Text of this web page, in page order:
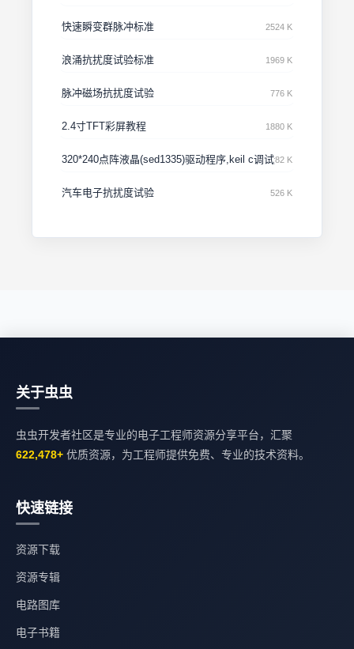
快速瞬变群脉冲标准 2524 K
浪涌抗扰度试验标准 1969 K
脉冲磁场抗扰度试验 776 K
2.4寸TFT彩屏教程 1880 K
320*240点阵液晶(sed1335)驱动程序,keil c调试通过
82 K
汽车电子抗扰度试验 526 K
关于虫虫
虫虫开发者社区是专业的电子工程师资源分享平台，汇聚
622,478+ 优质资源，为工程师提供免费、专业的技术资料。
快速链接
资源下载
资源专辑
电路图库
电子书籍